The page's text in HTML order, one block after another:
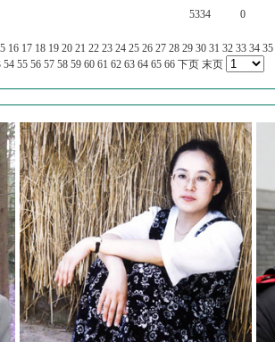
5334 0
16 17 18 19 20 21 22 23 24 25 26 27 28 29 30 31 32 33 34 35
54 55 56 57 58 59 60 61 62 63 64 65 66 下页 末页